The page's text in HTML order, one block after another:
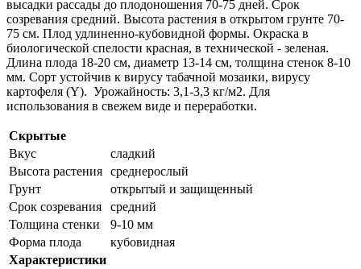
высадки рассады до плодоношения 70-75 дней. Срок
созревания средний. Высота растения в открытом грунте 70-
75 см. Плод удлиненно-кубовидной формы. Окраска в
биологической спелости красная, в технической - зеленая.
Длина плода 18-20 см, диаметр 13-14 см, толщина стенок 8-10
мм. Сорт устойчив к вирусу табачной мозаики, вирусу
картофеля (Y). Урожайность: 3,1-3,3 кг/м2. Для
использования в свежем виде и переработки.
Скрытые
Вкус
сладкий
Высота растения среднерослый
Грунт
открытый и защищенный
Срок созревания
средний
Толщина стенки
9-10 мм
Форма плода
кубовидная
Характеристики